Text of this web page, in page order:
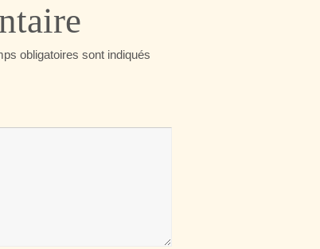
obligatoires sont indiqués